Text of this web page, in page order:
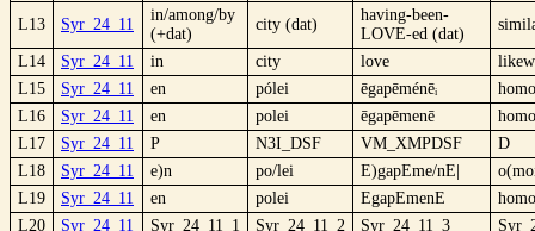
L13 Syr_24_11
in/among/by
(+dat)
city (dat)
having-been-
LOVE-ed (dat)
L14 Syr_24_11 in city love
L15
Syr_24_11 en pólei ēgapēménēᵢ
L16
Syr_24_11 en polei ēgapēmenē
L17
Syr_24_11 P N3I_DSF VM_XMPDSF
D
L18
Syr_24_11 e)n po/lei E)gapEme/nE|
L19
Syr_24_11 en polei EgapEmenE
L20
Syr_24_11 Syr_24_11_1 Syr_24_11_2 Syr_24_11_3